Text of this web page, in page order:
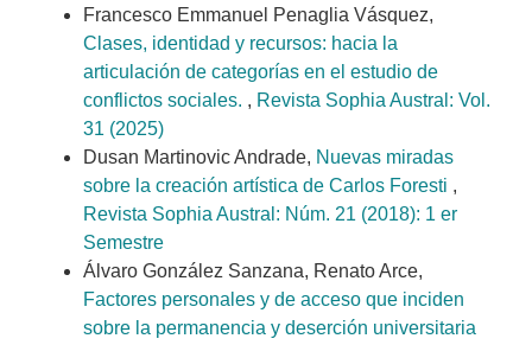
Francesco Emmanuel Penaglia Vásquez,
Clases, identidad y recursos: hacia la
articulación de categorías en el estudio de
conflictos sociales. , Revista Sophia Austral: Vol.
31 (2025)
Dusan Martinovic Andrade, Nuevas miradas
sobre la creación artística de Carlos Foresti ,
Revista Sophia Austral: Núm. 21 (2018): 1 er
Semestre
Álvaro González Sanzana, Renato Arce,
Factores personales y de acceso que inciden
sobre la permanencia y deserción universitaria